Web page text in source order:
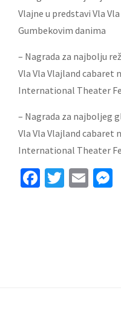
Vlajne u predstavi Vla
Gumbekovim danima
– Nagrada za najbolju
Vla Vla Vlajland
International Theater
– Nagrada za najboljeg
Vla Vla Vlajland
International Theater
Facebook
Twitter